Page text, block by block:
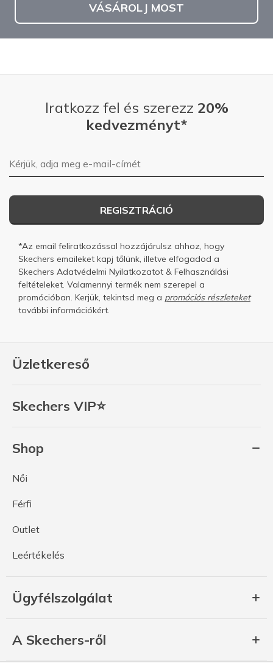
VÁSÁROLJ MOST
Üzletkereső
Skechers VIP⭐
Shop
Női
Férfi
Outlet
Leértékelés
Ügyfélszolgálat
A Skechers-ről
Iratkozz fel és szerezz 20%
kedvezményt*
E-mail-cím
REGISZTRÁCIÓ
*Az email feliratkozással hozzájárulsz ahhoz, hogy
Skechers emaileket kapj tőlünk, illetve elfogadod a
Skechers Adatvédelmi Nyilatkozatot & Felhasználási
feltételeket. Valamennyi termék nem szerepel a
promócióban. Kerjük, tekintsd meg a promóciós részleteket
további információkért.